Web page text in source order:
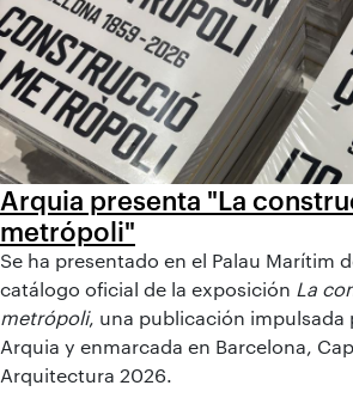
Arquia presenta "La
metrópoli"
Se ha presentado en el Palau Marítim
catálogo oficial de la exposición La
metrópoli, una publicación impulsada
Arquia y enmarcada en Barcelona,
Arquitectura 2026.